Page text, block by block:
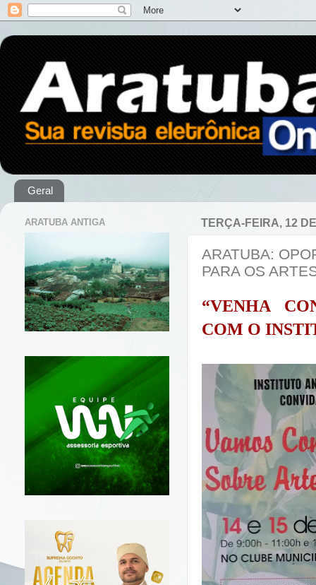
Geral
TERÇA-FEIRA, 12
ARATUBA:
PARA OS
“VENHA
COM O
ARATUBA ANTIGA